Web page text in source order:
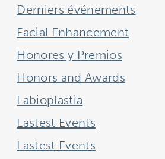
Derniers événements
Facial Enhancement
Honores y Premios
Honors and Awards
Labioplastia
Lastest Events
Lastest Events